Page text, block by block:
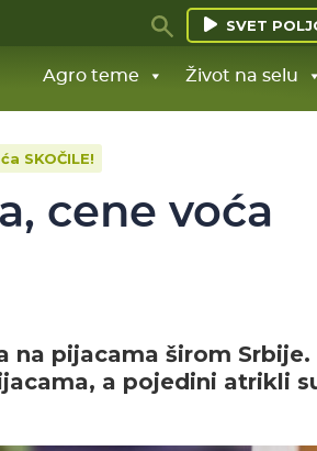
SVET
Agro teme Život na selu
SKOČILE!
cene voća
na pijacama širom Srbije.
a pojedini atrikli